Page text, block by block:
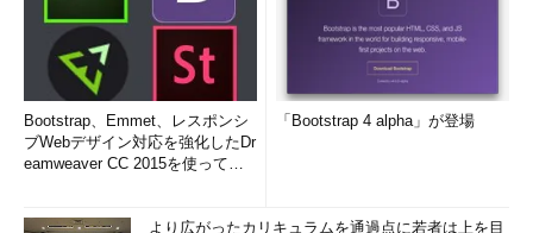
Bootstrap、Emmet、レスポンシ
ブWebデザイン対応を強化したDr
eamweaver CC 2015を使って
「Bootstrap 4 alpha」が登場
より広がったカリキュラムを通過点に若者は上を目